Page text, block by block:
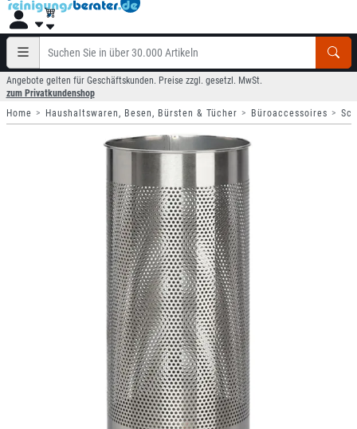
Angebote gelten für Geschäftskunden. Preise zzgl. gesetzl. MwSt.
zum Privatkundenshop
Home
Haushaltswaren, Besen, Bürsten & Tücher Büroaccessoires